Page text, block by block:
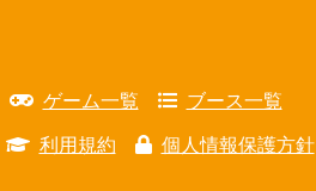
ゲーム一覧 ブース一覧
利用規約 個人情報保護方針